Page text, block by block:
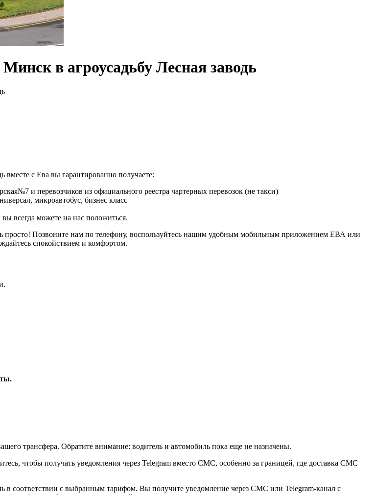
в агроусадьбу Лесная заводь
вместе с Ева вы гарантированно получаете:
и перевозчиков из официального реестра чартерных перевозок (не такси)
микроавтобус, бизнес класс
всегда можете на нас положиться.
просто! Позвоните нам по телефону, воспользуйтесь нашим удобным мобильным приложением ЕВА или
спокойствием и комфортом.
трансфера. Обратите внимание: водитель и автомобиль пока еще не назначены.
чтобы получать уведомления через Telegram вместо СМС, особенно за границей, где доставка СМС
в соответствии с выбранным тарифом. Вы получите уведомление через СМС или Telegram-канал с